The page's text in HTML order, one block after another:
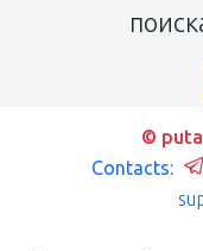
©
Contacts: